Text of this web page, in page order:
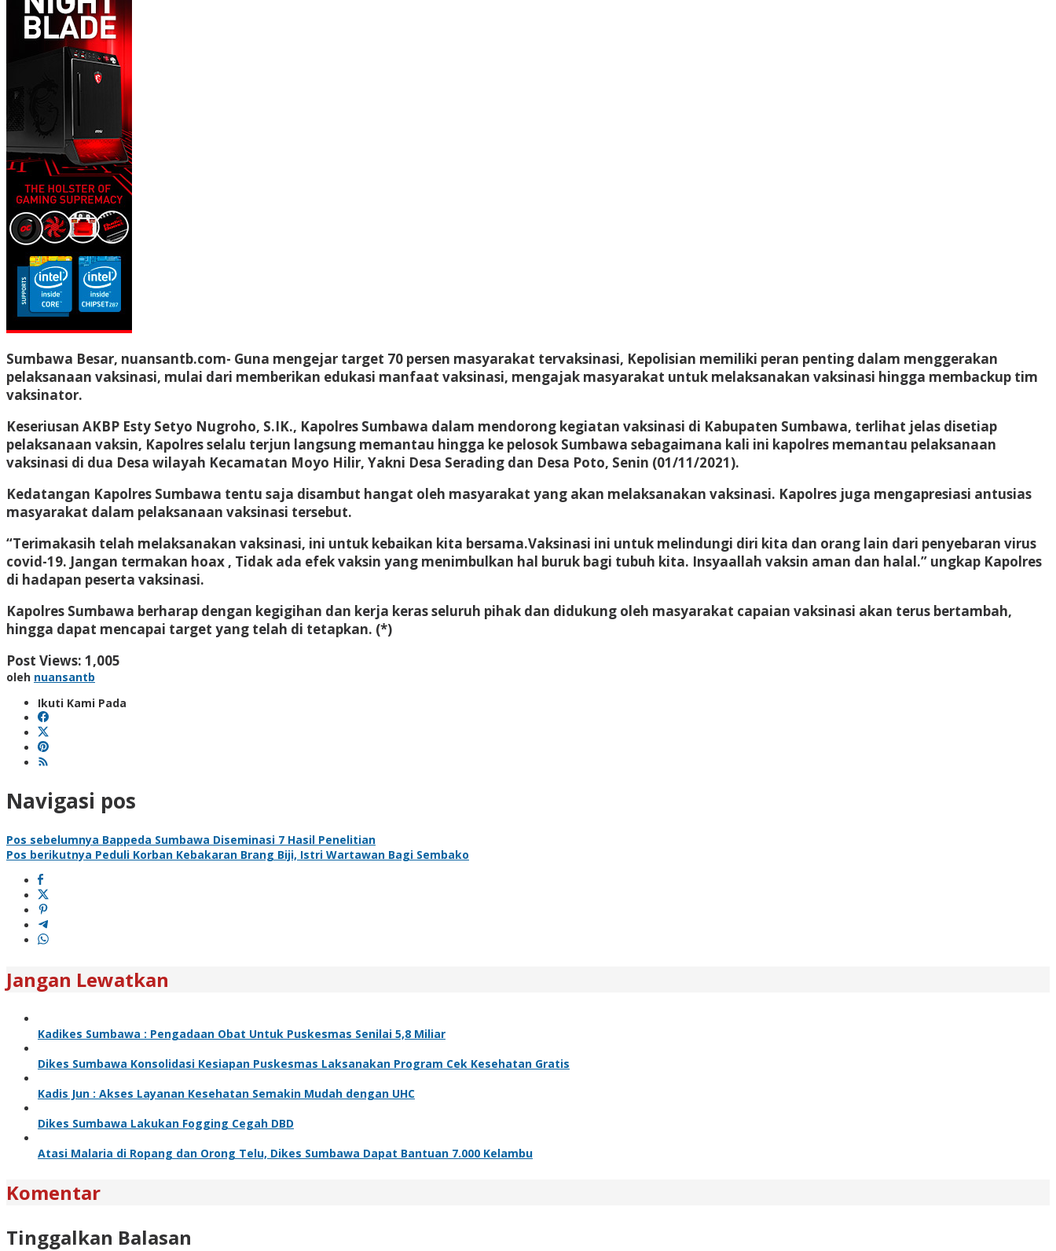
Sumbawa Besar, nuansantb.com- Guna mengejar target 70 persen masyarakat tervaksinasi, Kepolisian memiliki peran penting dalam menggerakan
pelaksanaan vaksinasi, mulai dari memberikan edukasi manfaat vaksinasi, mengajak masyarakat untuk melaksanakan vaksinasi hingga membackup tim
vaksinator.
Keseriusan AKBP Esty Setyo Nugroho, S.IK., Kapolres Sumbawa dalam mendorong kegiatan vaksinasi di Kabupaten Sumbawa, terlihat jelas disetiap
pelaksanaan vaksin, Kapolres selalu terjun langsung memantau hingga ke pelosok Sumbawa sebagaimana kali ini kapolres memantau pelaksanaan
vaksinasi di dua Desa wilayah Kecamatan Moyo Hilir, Yakni Desa Serading dan Desa Poto, Senin (01/11/2021).
Kedatangan Kapolres Sumbawa tentu saja disambut hangat oleh masyarakat yang akan melaksanakan vaksinasi. Kapolres juga mengapresiasi antusias
masyarakat dalam pelaksanaan vaksinasi tersebut.
“Terimakasih telah melaksanakan vaksinasi, ini untuk kebaikan kita bersama.Vaksinasi ini untuk melindungi diri kita dan orang lain dari penyebaran virus
covid-19. Jangan termakan hoax , Tidak ada efek vaksin yang menimbulkan hal buruk bagi tubuh kita. Insyaallah vaksin aman dan halal.” ungkap Kapolres
di hadapan peserta vaksinasi.
Kapolres Sumbawa berharap dengan kegigihan dan kerja keras seluruh pihak dan didukung oleh masyarakat capaian vaksinasi akan terus bertambah,
hingga dapat mencapai target yang telah di tetapkan. (*)
Post Views: 1,005
oleh nuansantb
Ikuti Kami Pada
Navigasi pos
Pos sebelumnya Bappeda Sumbawa Diseminasi 7 Hasil Penelitian
Pos berikutnya Peduli Korban Kebakaran Brang Biji, Istri Wartawan Bagi Sembako
Jangan Lewatkan
Kadikes Sumbawa : Pengadaan Obat Untuk Puskesmas Senilai 5,8 Miliar
Dikes Sumbawa Konsolidasi Kesiapan Puskesmas Laksanakan Program Cek Kesehatan Gratis
Kadis Jun : Akses Layanan Kesehatan Semakin Mudah dengan UHC
Dikes Sumbawa Lakukan Fogging Cegah DBD
Atasi Malaria di Ropang dan Orong Telu, Dikes Sumbawa Dapat Bantuan 7.000 Kelambu
Komentar
Tinggalkan Balasan